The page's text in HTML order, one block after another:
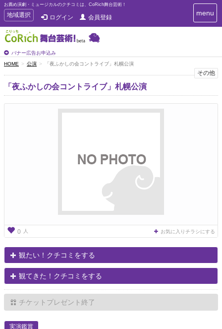
お薦め演劇・ミュージカルのクチコミは、CoRich舞台芸術！
T
o
g
g
e
n
a
v
地域選択 ログイン 会員登録
バナー広告お申込み
T
o
n
i
menu
HOME 公演 「夜ふかしの会コントライブ」札幌公演
その他
「夜ふかしの会コントライブ」札幌公演
0 人 お気に入りチラシにする
観たい！クチコミをする
観てきた！クチコミをする
チケットプレゼント終了
実演鑑賞